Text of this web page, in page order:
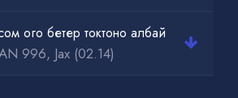
ого бетер токтоно албай
996, Jax (02.14)